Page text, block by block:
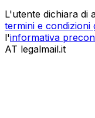
L'utente dichiara di
termini e condizioni
l'informativa
AT legalmail.it